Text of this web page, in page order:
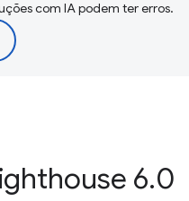
com IA podem ter erros.
6.0